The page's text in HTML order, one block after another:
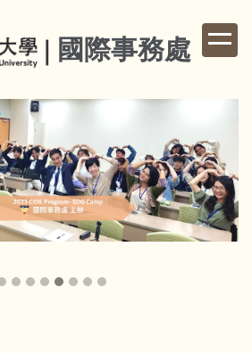
國際事務處